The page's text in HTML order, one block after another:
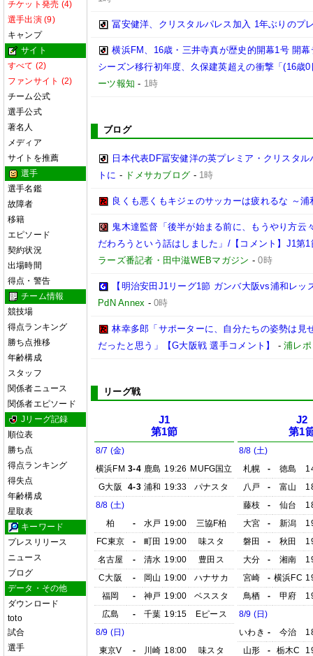
チケット発売 (4)
選手出演 (9)
キャンプ
サイト
すべて (2)
ファンサイト (2)
チーム公式
選手公式
著名人
メディア
サイトを推薦
選手
選手名鑑
故障者
移籍
エピソード
契約状況
出場時間
得点・警告
チーム情報
競技場
得点ランキング
勝ち点推移
年齢構成
スタッフ
関係者ニュース
関係者エピソード
Jリーグ記録
順位表
勝ち点
得点ランキング
得失点
年齢構成
星取表
キーワード
プレスリリース
ニュース
ブログ
データ・その他
ダウンロード
toto
試合
選手
冨安健洋、クリスタルパレス加入 1年ぶりのプ
横浜FM、16歳・三井寺真が歴史的開幕1号 開
シーズン移行初年度、久保建英超えの衝撃「(16歳
ーツ報知 - 1時
ブログ
日本代表DF冨安健洋の英プレミア・クリスタ
トに - ドメサカブログ - 1時
良くも悪くもキジェのサッカーは疲れるな ～
鬼木達監督「後半が始まる前に、もうやり方
だわろうという話はしました」/【コメント】J1第
ラーズ番記者・田中滋WEBマガジン -0時
【明治安田J1リーグ1節 ガンバ大阪vs浦和レ
PdN Annex -0時
林幸多郎「サポーターに、自分たちの姿勢は見
だったと思う」【G大阪戦 選手コメント】
-浦レ
リーグ戦
J1
第1節
8/7 (金)
横浜FM 3-4 鹿島 19:26 MUFG国立
G大阪
4-3 浦和 19:33
パナスタ
8/8 (土)
柏
- 水戸 19:00
三協F柏
FC東京
- 町田 19:00
味スタ
名古屋
- 清水 19:00
豊田ス
C大阪
- 岡山 19:00
ハナサカ
福岡
- 神戸 19:00
ベススタ
広島
- 千葉 19:15
Eピース
8/9 (日)
東京V
- 川崎 18:00
味スタ
J2
第1
8/8 (土)
札幌
- 徳島
八戸
- 富山
藤枝
- 仙台
大宮
- 新潟
磐田
- 秋田
大分
- 湘南
宮崎
- 横浜FC
鳥栖
- 甲府
8/9 (日)
いわき - 今治
山形
- 栃木C